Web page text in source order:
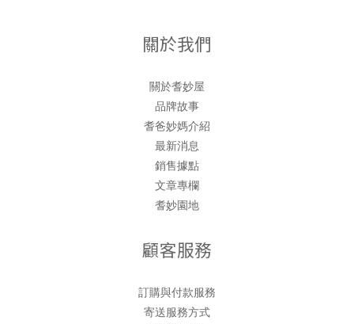
關於我們
關於耆妙屋
品牌故事
耆爸妙媽介紹
最新消息
銷售據點
文章專欄
耆妙園地
顧客服務
訂購與付款服務
寄送服務方式